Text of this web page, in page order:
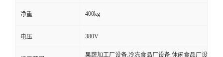
净重 400kg
电压 380V
果蔬加工厂设备,冷冻食品厂设备,休闲食品厂设